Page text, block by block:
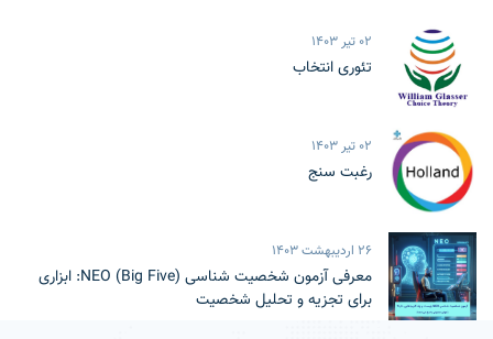
02 تیر 1403
تئوری انتخاب
02 تیر 1403
رغبت سنج
26 اردیبهشت 1403
معرفی آزمون شخصیت شناسی NEO (Big Five): ابزاری
برای تجزیه و تحلیل شخصیت